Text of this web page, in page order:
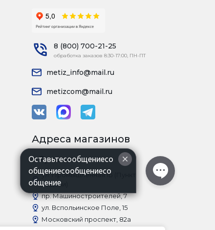
8 (800) 700-21-25
обработка заказов 8:30-17:00, ПН-ПТ
metiz_info@mail.ru
metizcom@mail.ru
Адреса магазинов
г. Ярославль
ул. Промышленная 1Б (Пункт
выдачи)
пр. Машиностроителей, 7
ул. Вспольинское Поле, 15
Московский проспект, 82а
Оставьтесообщениесо
общениесообщениесо
общение